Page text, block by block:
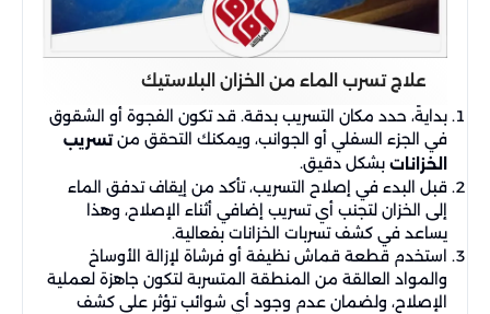
علاج تسرب الماء من الخزان البلاستيك
بدايةً، حدد مكان التسريب بدقة. قد تكون الفجوة أو الشقوق
في الجزء السفلي أو الجوانب، ويمكنك التحقق منتسريب
الخزانات بشكل دقيق.
قبل البدء في إصلاح التسريب، تأكد من إيقاف تدفق الماء
إلى الخزان لتجنب أي تسريب إضافي أثناء الإصلاح، وهذا
يساعد في كشف تسربات الخزانات بفعالية.
استخدم قطعة قماش نظيفة أو فرشاة لإزالة الأوساخ
والمواد العالقة من المنطقة المتسربة لتكون جاهزة لعملية
الإصلاح، ولضمان عدم وجود أي شوائب تؤثر على كشف